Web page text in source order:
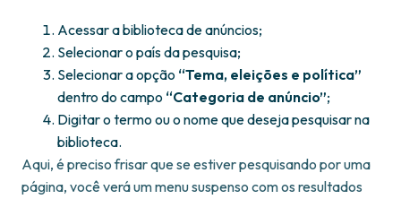
Acessar a biblioteca de anúncios;
Selecionar o país da pesquisa;
Selecionar a opção “Tema, eleições e política”
dentro do campo “Categoria de anúncio”;
Digitar o termo ou o nome que deseja pesquisar na
biblioteca.
Aqui, é preciso frisar que se estiver pesquisando por uma
página, você verá um menu suspenso com os resultados